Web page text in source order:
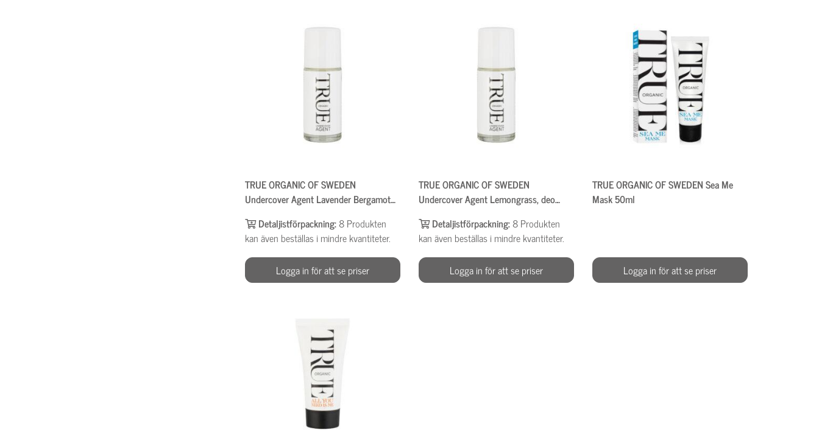
TRUE ORGANIC OF SWEDEN
Undercover Agent Lavender Bergamot
Detaljistförpackning:8Produkten
kan även beställas i mindre kvantiteter.
Logga in för att se priser
TRUE ORGANIC OF SWEDEN
Undercover Agent Lemongrass, deo
Detaljistförpackning:8Produkten
kan även beställas i mindre kvantiteter.
Logga in för att se priser
TRUE ORGANIC OF SWEDEN Sea Me
Mask 50ml
Logga in för att se priser